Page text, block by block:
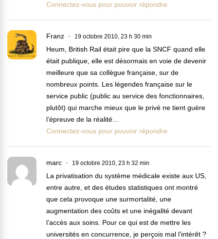
Connectez-vous pour pouvoir répondre
Franz 19 octobre 2010, 23 h 30 min
Heum, British Rail était pire que la SNCF quand elle
était publique, elle est désormais en voie de devenir
meilleure que sa collègue française, sur de
nombreux points. Les légendes française sur le
service public (public au service des fonctionnaires,
plutôt) qui marche mieux que le privé ne tient guère
l’épreuve de la réalité…
Connectez-vous pour pouvoir répondre
marc 19 octobre 2010, 23 h 32 min
La privatisation du système médicale existe aux US,
entre autre, et des études statistiques ont montré
que cela provoque une surmortalité, une
augmentation des coûts et une inégalité devant
l’accès aux soins. Pour ce qui est de mettre les
universités en concurrence, je perçois mal l’intérêt ?